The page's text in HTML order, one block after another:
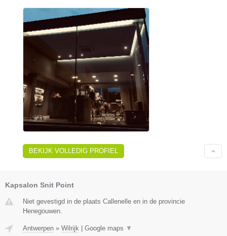
BEKIJK VOLLEDIG PROFIEL
Kapsalon Snit Point
Niet gevestigd in de plaats Callenelle en in de provincie
Henegouwen.
Antwerpen » Wilrijk | Google maps ▼